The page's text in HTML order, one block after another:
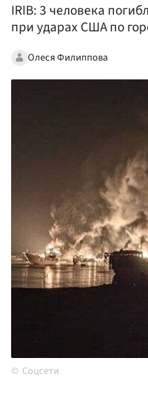
IRIB: 3 человека
при ударах США по
Олеся Филиппова
Соцсети